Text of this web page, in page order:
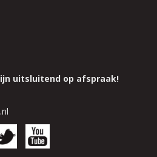
uitsluitend op afspraak!